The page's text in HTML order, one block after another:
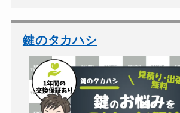
スーツケースカギ開け
金庫カギ開け
金庫カギ修理
金庫カギ交換
鍵のタカハシ